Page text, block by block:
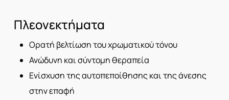
Πλεονεκτήματα
Ορατή βελτίωση του χρωματικού τόνου
Ανώδυνη και σύντομη θεραπεία
Ενίσχυση της αυτοπεποίθησης και της άνεσης
στην επαφή